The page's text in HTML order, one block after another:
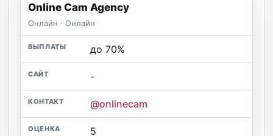
Online Cam Agency
Онлайн · Онлайн
до 70%
-
@onlinecam
5